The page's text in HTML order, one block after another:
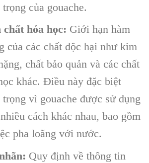
trọng của gouache.
hóa học: Giới hạn hàm
của các chất độc hại như kim
chất bảo quản và các chất
khác. Điều này đặc biệt
trọng vì gouache được sử dụng
cách khác nhau, bao gồm
pha loãng với nước.
Quy định về thông tin